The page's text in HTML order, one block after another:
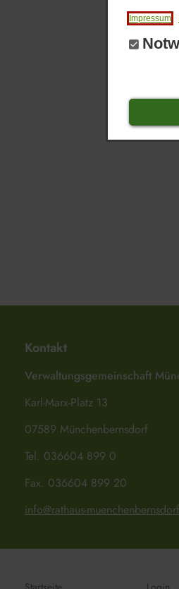
Impressum
Kontakt
Verwaltungsgemeinschaft
Karl-Marx-Platz 13
07589 Münchenbernsdorf
Tel. 036604 899 0
Fax. 036604 899 20
info@rathaus-